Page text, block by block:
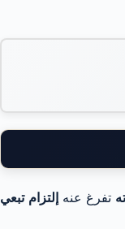
تفرغ عنه
إلتزام تبعي